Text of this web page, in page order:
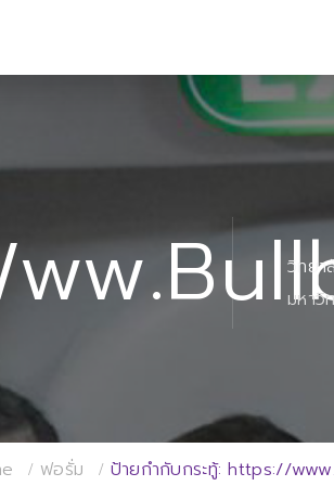
วิทยา
มหาวิ
ฟอรั่ม ป้ายกำกับกระทู้: https://